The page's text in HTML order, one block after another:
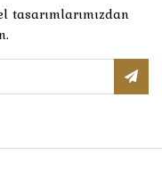
tasarımlarımızdan